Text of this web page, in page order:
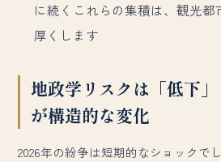
に続くこれらの集積は、観光都
厚くします
地政学リスクは「低下
が構造的な変化
2026年の紛争は短期的なショックで